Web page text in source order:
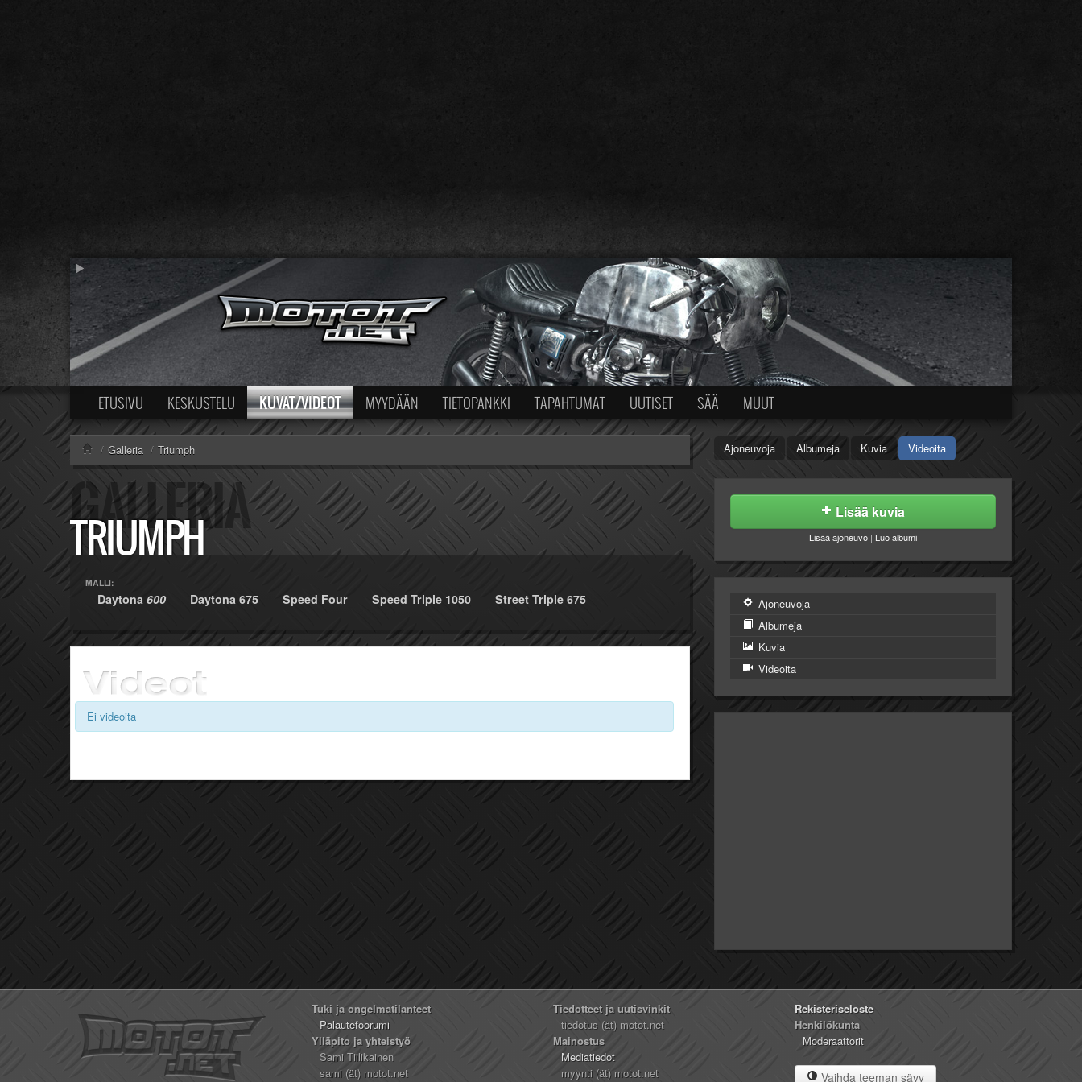
ETUSIVU KESKUSTELU KUVAT/VIDEOT MYYDÄÄN TIETOPANKKI TAPAHTUMAT UUTISET SÄÄ MUUT
/ Galleria / Triumph
TRIUMPH
MALLI:
Daytona 600 Daytona 675 Speed Four Speed Triple 1050 Street Triple 675
Ei videoita
Ajoneuvoja Albumeja Kuvia Videoita
Lisää kuvia
Lisää ajoneuvo | Luo albumi
Ajoneuvoja
Albumeja
Kuvia
Videoita
Tuki ja ongelmatilanteet
Palautefoorumi
Ylläpito ja yhteistyö
Sami Tiilikainen
sami (ät) motot.net
Tiedotteet ja uutisvinkit
tiedotus (ät) motot.net
Mainostus
Mediatiedot
myynti (ät) motot.net
Rekisteriseloste
Henkilökunta
Moderaattorit
Vaihda teeman sävy